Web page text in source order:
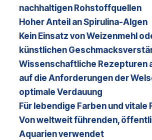
nachhaltigen Rohstoffquellen
Hoher Anteil an Spirulina-Algen
Kein Einsatz von Weizenmehl
künstlichen
Wissenschaftliche Rezepturen
auf die Anforderungen der
optimale Verdauung
Für lebendige Farben und vitale
Von weltweit führenden,
Aquarien verwendet